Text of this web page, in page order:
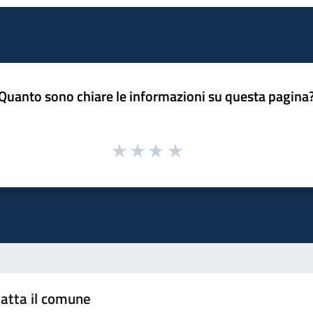
sono chiare le informazioni su questa
il comune